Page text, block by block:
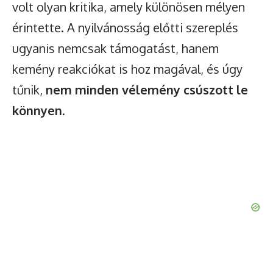
volt olyan kritika, amely különösen mélyen
érintette. A nyilvánosság előtti szereplés
ugyanis nemcsak támogatást, hanem
kemény reakciókat is hoz magával, és úgy
tűnik, nem minden vélemény csúszott le
könnyen.